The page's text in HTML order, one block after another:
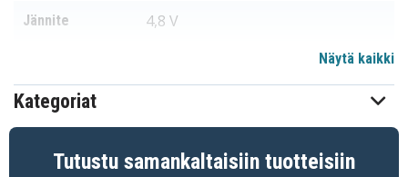
Jännite 4,8 V
Mitat
Näytä kaikki
Kategoriat
Tutustu samankaltaisiin tuotteisiin